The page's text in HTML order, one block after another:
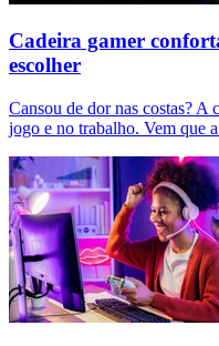
Cadeira gamer
escolher
Cansou de dor nas costas? A
jogo e no trabalho. Vem que